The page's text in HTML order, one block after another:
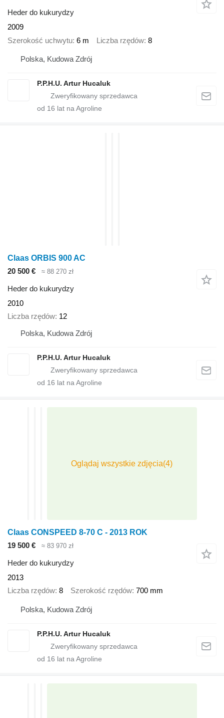
Heder do kukurydzy
2009
Szerokość uchwytu 6 m Liczba rzędów 8
Polska, Kudowa Zdrój
P.P.H.U. Artur Hucaluk
od 16 lat na Agroline
Claas ORBIS 900 AC
20 500 €
≈ 88 270 zł
Heder do kukurydzy
2010
Liczba rzędów 12
Polska, Kudowa Zdrój
P.P.H.U. Artur Hucaluk
od 16 lat na Agroline
Claas CONSPEED 8-70 C - 2013 ROK
19 500 €
≈ 83 970 zł
Heder do kukurydzy
2013
Liczba rzędów 8 Szerokość rzędów 700 mm
Polska, Kudowa Zdrój
P.P.H.U. Artur Hucaluk
od 16 lat na Agroline